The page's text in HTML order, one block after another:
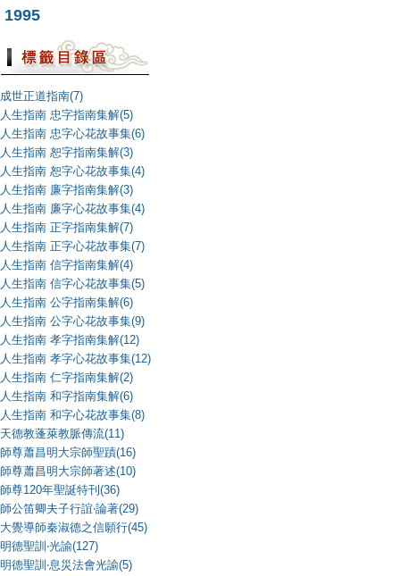
1995
成世正道指南(7)
人生指南 忠字指南集解(5)
人生指南 忠字心花故事集(6)
人生指南 恕字指南集解(3)
人生指南 恕字心花故事集(4)
人生指南 廉字指南集解(3)
人生指南 廉字心花故事集(4)
人生指南 正字指南集解(7)
人生指南 正字心花故事集(7)
人生指南 信字指南集解(4)
人生指南 信字心花故事集(5)
人生指南 公字指南集解(6)
人生指南 公字心花故事集(9)
人生指南 孝字指南集解(12)
人生指南 孝字心花故事集(12)
人生指南 仁字指南集解(2)
人生指南 和字指南集解(6)
人生指南 和字心花故事集(8)
天德教蓬萊教脈傳流(11)
師尊蕭昌明大宗師聖蹟(16)
師尊蕭昌明大宗師著述(10)
師尊120年聖誕特刊(36)
師公笛卿夫子行誼‧論著(29)
大覺導師秦淑德之信願行(45)
明德聖訓‧光諭(127)
明德聖訓‧息災法會光諭(5)